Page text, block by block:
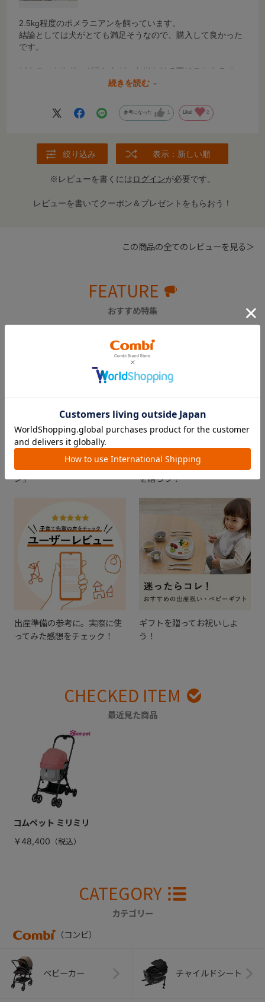
2.5kg程度のポメラニアンを飼っています。
結論としては犬がとても満足そうなので、購入して良かった
です。
ピクニックやドッグランなど、お出かけの際にこちらのペッ
トカートを使用してます。
・簡単収納&コンパクトで、マンション住まいでも快適に保
・比較的小回りが効くので安全
・きつめの段差は手を使って少し持ち上げる必要があるが、
平坦なら引っかからずにぐんぐん進んでくれる
が、概ね満足しています。
続きを読む
参考になった 1 Like! 2
絞り込み 表示：新しい順
※レビューを書くにはログインが必要です。
レビューを書いてクーポン＆プレゼントをもらおう！
この商品の全てのレビューを見る＞
FEATURE
おすすめ特集
出産準備を学べるイベント
「プレママ・プレパパレッス
ン」
SNSを使ってギフトチケット
を贈ろう！
出産準備の参考に。実際に使
ってみた感想をチェック！
ギフトを贈ってお祝いしよ
う！
CHECKED ITEM
最近見た商品
コムペット ミリミリ
￥48,400
CATEGORY
カテゴリー
（コンビ）
ベビーカー チャイルドシート